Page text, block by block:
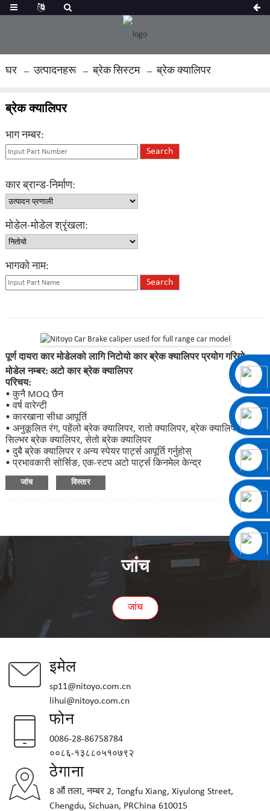
घर उत्पादनहरू ब्रेक सिस्टम ब्रेक क्यालिपर
ब्रेक क्यालिपर
भाग नम्बर:
कार ब्रान्ड-निर्माण:
मोडेल-मोडेल श्रृंखला:
भागको नाम:
पूर्ण दायरा कार मोडेलको लागि निटोयो कार ब्रेक क्यालिपर प्रयोग गरियो
मोडेल नम्बर: अटो कार ब्रेक क्यालिपर
परिचय:
• कुनै MOQ छैन
• वर्ष वारेन्टी
• कारखाना सीधा आपूर्ति
• अनुकूलित रंग, पहेंलो ब्रेक क्यालिपर, रातो क्यालिपर, ब्रेक क्यालिपर ब्लू,
सिल्भर ब्रेक क्यालिपर, सेतो ब्रेक क्यालिपर
• दुबै ब्रेक क्यालिपर र अन्य स्पेयर पार्ट्स आपूर्ति गर्नुहोस्
• प्रभावकारी सोर्सिङ, एक-स्टप अटो पार्ट्स किनमेल केन्द्र
जांच विस्तार
जांच
जांच
इमेल
sp11@nitoyo.com.cn
lihui@nitoyo.com.cn
फोन
0086-28-86758784
००८६-१३८८०५१०७९२
ठेगाना
8 औं तला, नम्बर 2, Tongfu Xiang, Xiyulong Street,
Chengdu, Sichuan, PRChina 610015